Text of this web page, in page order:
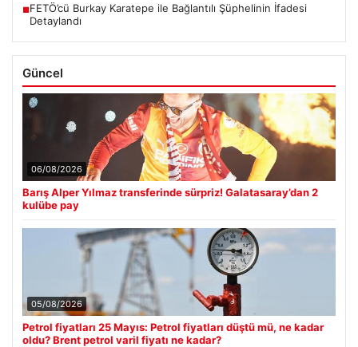
■FETÖ’cü Burkay Karatepe ile Bağlantılı Şüphelinin İfadesi
Detaylandı
Güncel
06/08/2026
Barış Alper Yılmaz transferinde sürpriz! Galatasaray’dan 2
kulübe pay
05/08/2026
Petrol fiyatları 25 Mayıs: Petrol fiyatları düştü mü, ne kadar
oldu? Brent petrol varil fiyatı ne kadar?